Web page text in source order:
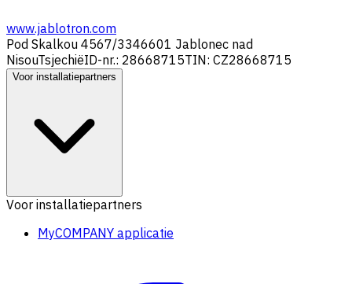
www.jablotron.com
Pod Skalkou 4567/3346601 Jablonec nad
NisouTsjechiëID-nr.: 28668715TIN: CZ28668715
Voor installatiepartners
Voor installatiepartners
MyCOMPANY applicatie